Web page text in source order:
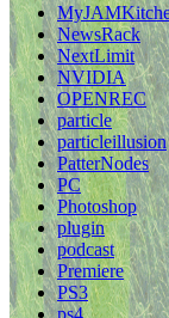
NewsRack
NextLimit
NVIDIA
OPENREC
particle
particleillusion
PatterNodes
PC
Photoshop
plugin
podcast
Premiere
PS3
ps4